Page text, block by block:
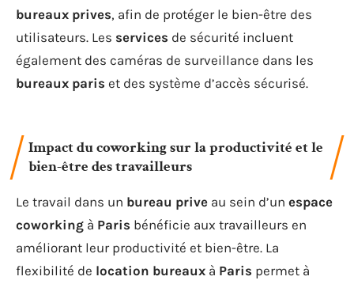
bureaux prives, afin de protéger le bien-être des
utilisateurs. Les services de sécurité incluent
également des caméras de surveillance dans les
bureaux paris et des système d’accès sécurisé.
Impact du coworking sur la productivité et le
bien-être des travailleurs
Le travail dans un bureau prive au sein d’un espace
coworking à Paris bénéficie aux travailleurs en
améliorant leur productivité et bien-être. La
flexibilité de location bureaux à Paris permet à